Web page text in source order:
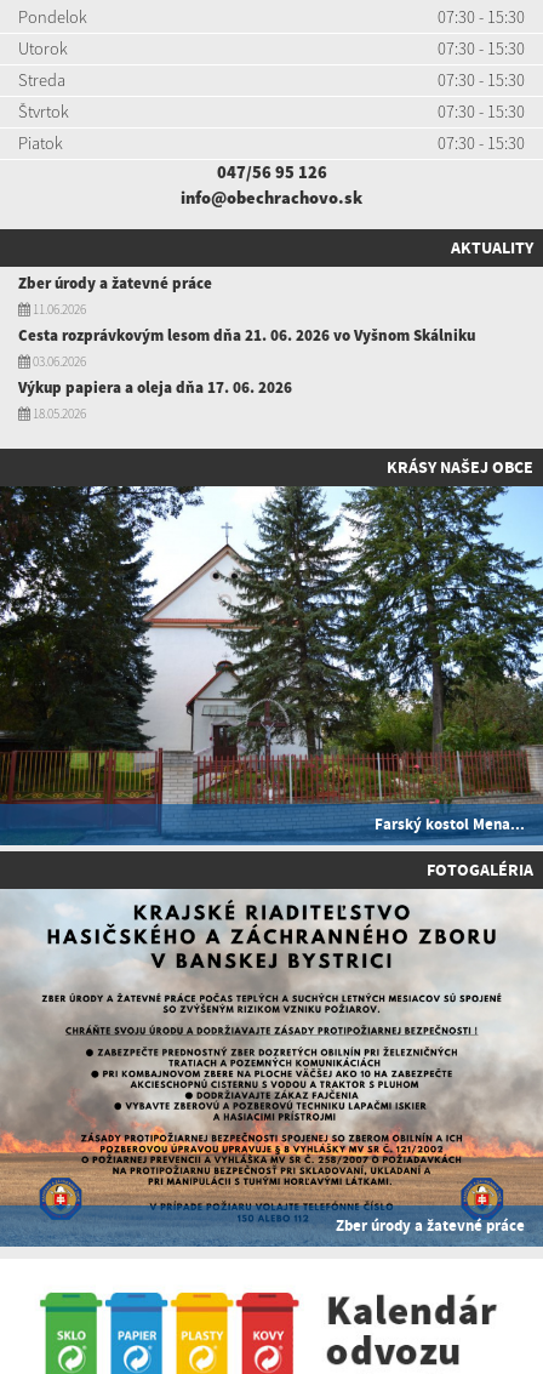
Pondelok
07:30 - 15:30
Utorok
07:30 - 15:30
Streda
07:30 - 15:30
Štvrtok
07:30 - 15:30
Piatok
07:30 - 15:30
047/56 95 126
info@obechrachovo.sk
AKTUALITY
Zber úrody a žatevné práce
11.06.2026
Cesta rozprávkovým lesom dňa 21. 06. 2026 vo Vyšnom Skálniku
03.06.2026
Výkup papiera a oleja dňa 17. 06. 2026
18.05.2026
KRÁSY NAŠEJ OBCE
Farský kostol Mena...
FOTOGALÉRIA
Zber úrody a žatevné práce